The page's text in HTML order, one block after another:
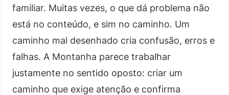
familiar. Muitas vezes, o que dá problema não
está no conteúdo, e sim no caminho. Um
caminho mal desenhado cria confusão, erros e
falhas. A Montanha parece trabalhar
justamente no sentido oposto: criar um
caminho que exige atenção e confirma